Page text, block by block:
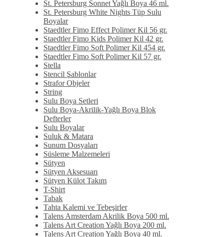
St. Petersburg Sonnet Yağlı Boya 46 ml.
St. Petersburg White Nights Tüp Sulu
Boyalar
Staedtler Fimo Effect Polimer Kil 56 gr.
Staedtler Fimo Kids Polimer Kil 42 gr.
Staedtler Fimo Soft Polimer Kil 454 gr.
Staedtler Fimo Soft Polimer Kil 57 gr.
Stella
Stencil Şablonlar
Strafor Objeler
String
Sulu Boya Setleri
Sulu Boya-Akrilik-Yağlı Boya Blok
Defterler
Sulu Boyalar
Suluk & Matara
Sunum Dosyaları
Süsleme Malzemeleri
Sütyen
Sütyen Aksesuarı
Sütyen Külot Takım
T-Shirt
Tabak
Tahta Kalemi ve Tebeşirler
Talens Amsterdam Akrilik Boya 500 ml.
Talens Art Creation Yağlı Boya 200 ml.
Talens Art Creation Yağlı Boya 40 ml.